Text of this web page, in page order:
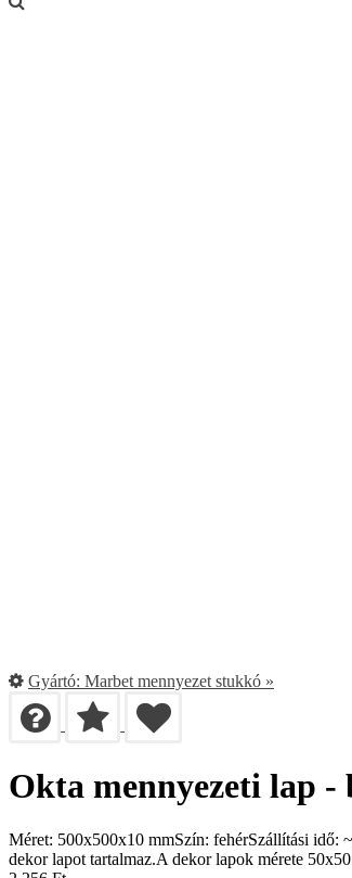
Gyártó: Marbet mennyezet stukkó »
Okta mennyezeti lap
Méret: 500x500x10 mmSzín: fehérSzállítási idő:
dekor lapot tartalmaz.A dekor lapok mérete